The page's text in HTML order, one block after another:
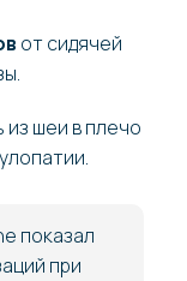
от сидячей
из шеи в плечо
показал
при